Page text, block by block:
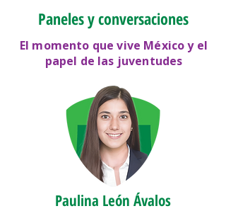
Paneles y conversaciones
El momento que vive México y el
papel de las juventudes
Paulina León Ávalos